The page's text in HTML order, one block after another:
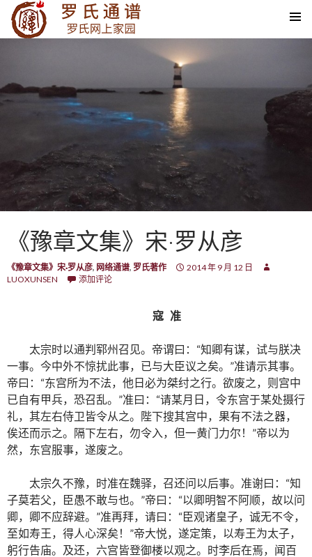
SKIP TO CONTENT
《豫章文集》宋·罗从彦
《豫章文集》宋·罗从彦, 网络通谱, 罗氏著作
2014 年 9 月 12 日
LUOXUNSEN
添加评论
寇 准
太宗时以通判郓州召见。帝谓曰：“知卿有谋，试与朕决
一事。今中外不惊扰此事，已与大臣议之矣。”准请示其事。
帝曰：“东宫所为不法，他日必为桀纣之行。欲废之，则宫中
已自有甲兵，恐召乱。”准曰：“请某月日，令东宫于某处摄行
礼，其左右侍卫皆令从之。陛下搜其宫中，果有不法之器，
俟还而示之。隔下左右，勿令入，但一黄门力尔！”帝以为
然，东宫服事，遂废之。
太宗久不豫，时准在魏驿，召还问以后事。准谢曰：“知
子莫若父，臣愚不敢与也。”帝曰：“以卿明智不阿顺，故以问
卿，卿不应辞避。”准再拜，请曰：“臣观诸皇子，诚无不令，
至如寿王，得人心深矣！”帝大悦，遂定策，以寿王为太子，
躬行告庙。及还，六宫皆登御楼以观之。时李后在焉，闻百